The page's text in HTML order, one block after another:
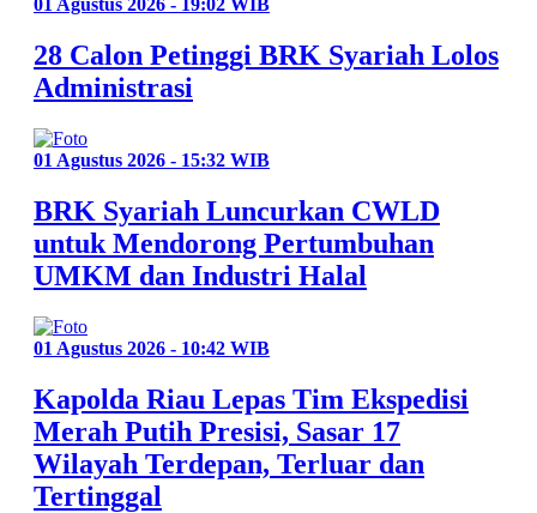
01 Agustus 2026 - 19:02 WIB
28 Calon Petinggi BRK Syariah Lolos
Administrasi
01 Agustus 2026 - 15:32 WIB
BRK Syariah Luncurkan CWLD
untuk Mendorong Pertumbuhan
UMKM dan Industri Halal
01 Agustus 2026 - 10:42 WIB
Kapolda Riau Lepas Tim Ekspedisi
Merah Putih Presisi, Sasar 17
Wilayah Terdepan, Terluar dan
Tertinggal